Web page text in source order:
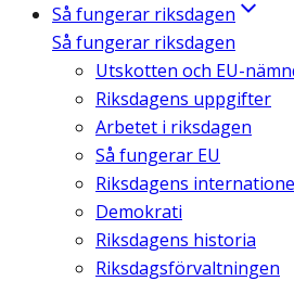
Så fungerar riksdagen
Så fungerar riksdagen
Utskotten och EU-
Riksdagens uppgifter
Arbetet i riksdagen
Så fungerar EU
Riksdagens
Demokrati
Riksdagens historia
Riksdagsförvaltningen